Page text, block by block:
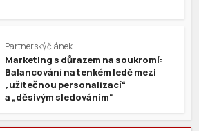
Partnerský článek
Marketing s důrazem na soukromí:
Balancování na tenkém ledě mezi
„užitečnou personalizací“
a „děsivým sledováním“